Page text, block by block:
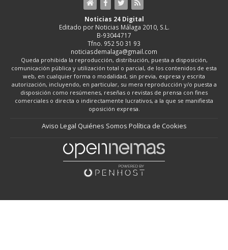
Noticias 24 Digital
Editado por Noticias Málaga 2010, S.L.
B-93044717
Tfno. 952 50 31 93
noticiasdemalaga@gmail.com
Queda prohibida la reproducción, distribución, puesta a disposición,
comunicación pública y utilización total o parcial, de los contenidos de esta
web, en cualquier forma o modalidad, sin previa, expresa y escrita
autorización, incluyendo, en particular, su mera reproducción y/o puesta a
disposición como resúmenes, reseñas o revistas de prensa con fines
comerciales o directa o indirectamente lucrativos, a la que se manifiesta
oposición expresa.
Aviso Legal Quiénes Somos Política de Cookies